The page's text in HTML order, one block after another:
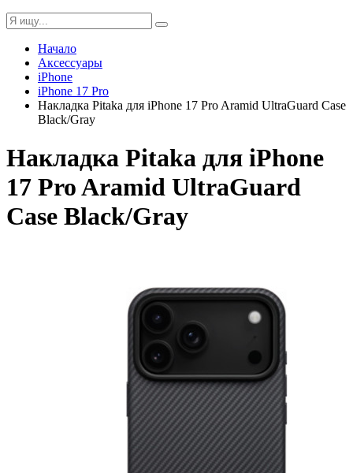
Начало
Аксессуары
iPhone
iPhone 17 Pro
Накладка Pitaka для iPhone 17 Pro Aramid UltraGuard Case
Black/Gray
Накладка Pitaka для iPhone
17 Pro Aramid UltraGuard
Case Black/Gray